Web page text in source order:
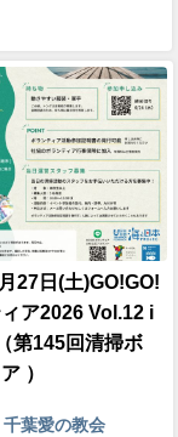
27日(土)GO!GO!
ア2026 Vol.12 i
第145回清掃ボ
）
千葉愛の教会